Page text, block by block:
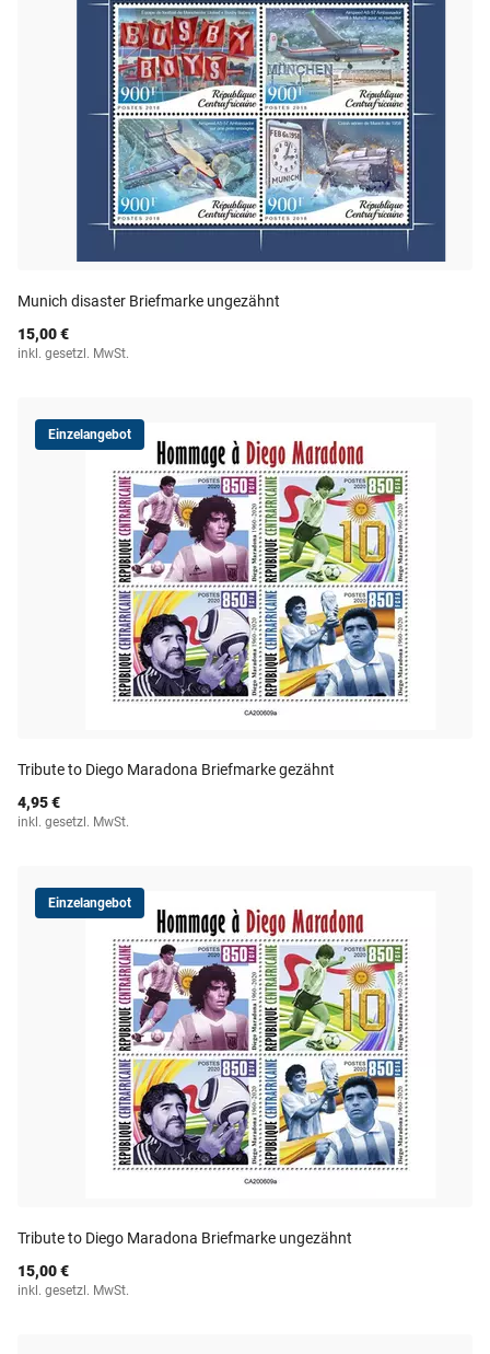
Munich disaster Briefmarke ungezähnt
15,00 €
inkl. gesetzl. MwSt.
Einzelangebot
Tribute to Diego Maradona Briefmarke gezähnt
4,95 €
inkl. gesetzl. MwSt.
Einzelangebot
Tribute to Diego Maradona Briefmarke ungezähnt
15,00 €
inkl. gesetzl. MwSt.